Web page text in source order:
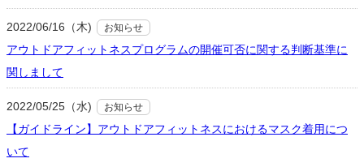
2022/06/16（木) お知らせ
アウトドアフィットネスプログラムの開催可否に関する判断基準に
関しまして
2022/05/25（水) お知らせ
【ガイドライン】アウトドアフィットネスにおけるマスク着用につ
いて